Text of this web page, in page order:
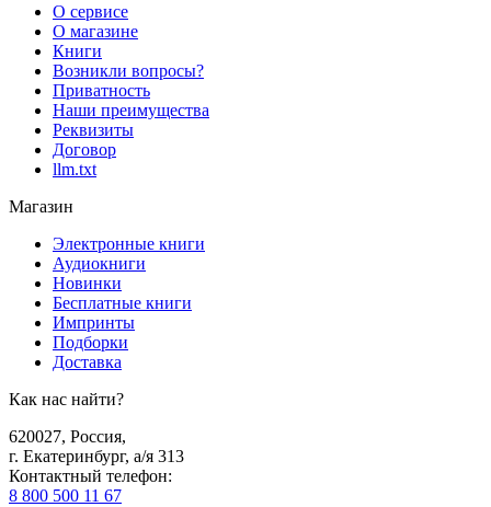
О сервисе
О магазине
Книги
Возникли вопросы?
Приватность
Наши преимущества
Реквизиты
Договор
llm.txt
Магазин
Электронные книги
Аудиокниги
Новинки
Бесплатные книги
Импринты
Подборки
Доставка
Как нас найти?
620027, Россия,
г. Екатеринбург, а/я 313
Контактный телефон:
8 800 500 11 67